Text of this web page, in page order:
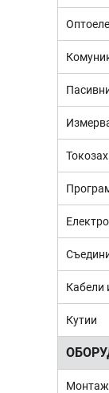
Кабели
Кутии